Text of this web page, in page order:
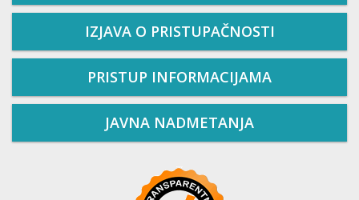
IZJAVA O PRISTUPAČNOSTI
PRISTUP INFORMACIJAMA
JAVNA NADMETANJA